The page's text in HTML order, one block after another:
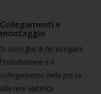
Collegamenti e
montaggio
Si consiglia di far eseguire
l'installazione e il
collegamento della presa
alla rete elettrica